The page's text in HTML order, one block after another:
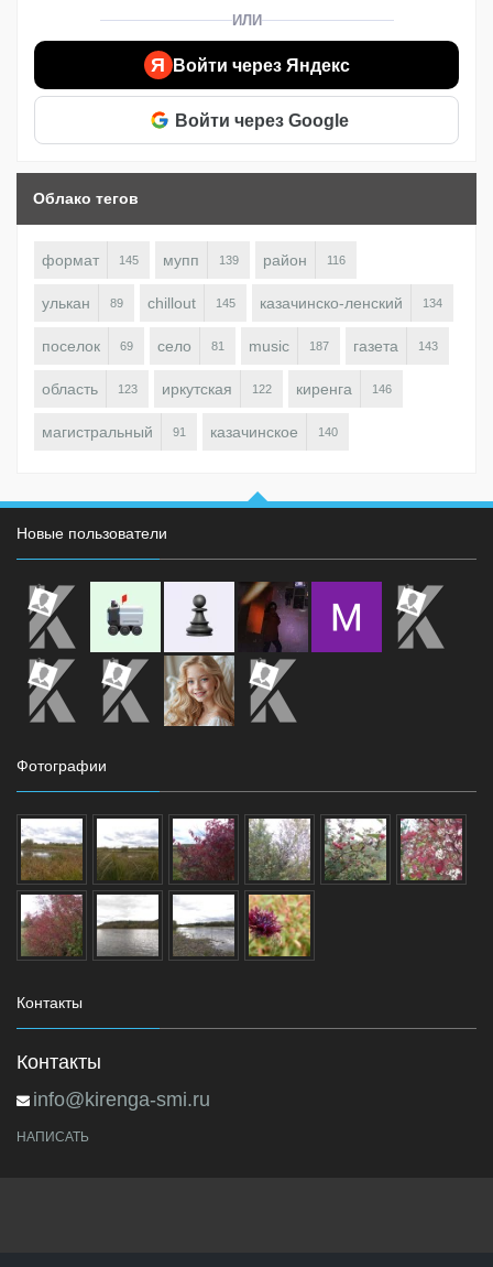
ИЛИ
Я Войти через Яндекс
Войти через Google
Облако тегов
формат 145 мупп 139 район 116
улькан 89 chillout 145 казачинско-ленский 134
поселок 69 село 81 music 187 газета 143
область 123 иркутская 122 киренга 146
магистральный 91 казачинское 140
Новые пользователи
Фотографии
Контакты
Контакты
info@kirenga-smi.ru
НАПИСАТЬ